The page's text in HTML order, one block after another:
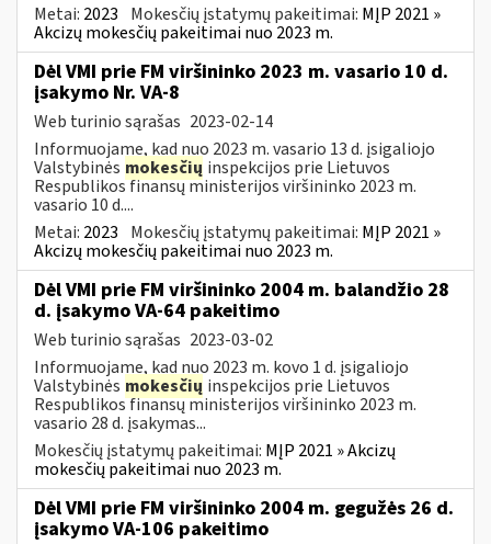
Metai: 2023 Mokesčių įstatymų pakeitimai: MĮP 2021 »
Akcizų mokesčių pakeitimai nuo 2023 m.
Dėl VMI prie FM viršininko 2023 m. vasario 10 d.
įsakymo Nr. VA-8
Web turinio sąrašas 2023-02-14
Informuojame, kad nuo 2023 m. vasario 13 d. įsigaliojo
Valstybinės mokesčių inspekcijos prie Lietuvos
Respublikos finansų ministerijos viršininko 2023 m.
vasario 10 d....
Metai: 2023 Mokesčių įstatymų pakeitimai: MĮP 2021 »
Akcizų mokesčių pakeitimai nuo 2023 m.
Dėl VMI prie FM viršininko 2004 m. balandžio 28
d. įsakymo VA-64 pakeitimo
Web turinio sąrašas 2023-03-02
Informuojame, kad nuo 2023 m. kovo 1 d. įsigaliojo
Valstybinės mokesčių inspekcijos prie Lietuvos
Respublikos finansų ministerijos viršininko 2023 m.
vasario 28 d. įsakymas...
Mokesčių įstatymų pakeitimai: MĮP 2021 » Akcizų
mokesčių pakeitimai nuo 2023 m.
Dėl VMI prie FM viršininko 2004 m. gegužės 26 d.
įsakymo VA-106 pakeitimo